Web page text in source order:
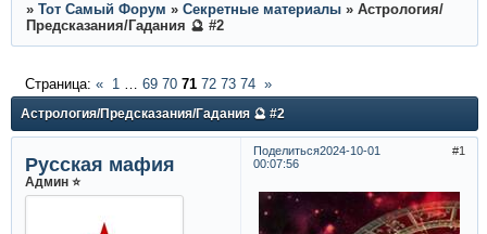
» Тот Самый Форум » Секретные материалы » Астрология/
Предсказания/Гадания 🔮 #2
Астрология/Предсказания/Гадания 🔮 #2
Страница: « 1 69 70 71 72 73 74 »
Поделиться 1
2024-10-01
00:07:56
Русская мафия
Админ ⭐️